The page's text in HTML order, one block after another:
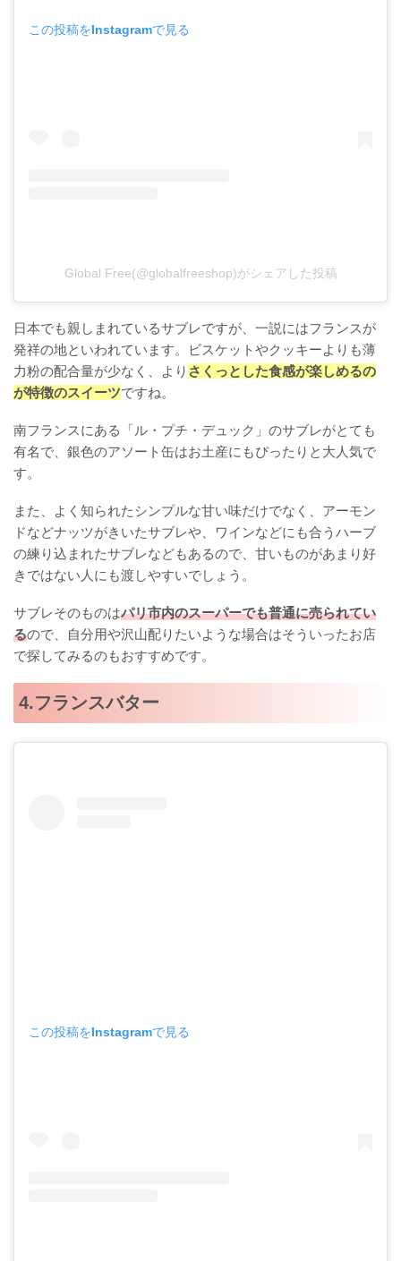
この投稿をInstagramで見る
Global Free(@globalfreeshop)がシェアした投稿
日本でも親しまれているサブレですが、一説にはフランスが
発祥の地といわれています。ビスケットやクッキーよりも薄
力粉の配合量が少なく、より さくっとした食感が楽しめるの
が特徴のスイーツですね。
南フランスにある「ル・プチ・デュック」のサブレがとても
有名で、銀色のアソート缶はお土産にもぴったりと大人気で
す。
また、よく知られたシンプルな甘い味だけでなく、アーモン
ドなどナッツがきいたサブレや、ワインなどにも合うハーブ
の練り込まれたサブレなどもあるので、甘いものがあまり好
きではない人にも渡しやすいでしょう。
サブレそのものはパリ市内のスーパーでも普通に売られてい
るので、自分用や沢山配りたいような場合はそういったお店
で探してみるのもおすすめです。
4.フランスバター
この投稿をInstagramで見る